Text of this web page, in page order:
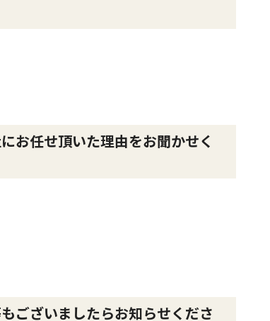
お任せ頂いた理由をお聞かせく
ございましたらお知らせくださ